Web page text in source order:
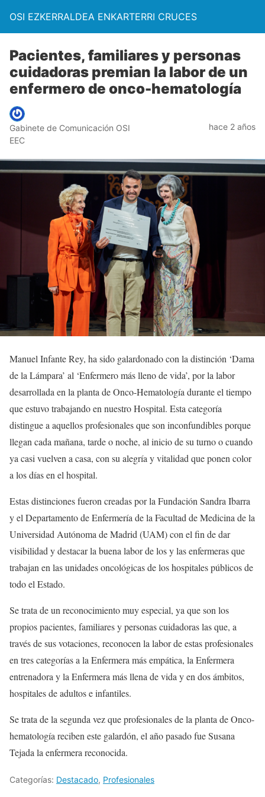
OSI EZKERRALDEA ENKARTERRI CRUCES
Pacientes, familiares y personas
cuidadoras premian la labor de un
enfermero de onco-hematología
Gabinete de Comunicación OSI
EEC
hace 2 años
Manuel Infante Rey, ha sido galardonado con la distinción ‘Dama
de la Lámpara’ al ‘Enfermero más lleno de vida’, por la labor
desarrollada en la planta de Onco-Hematología durante el tiempo
que estuvo trabajando en nuestro Hospital. Esta categoría
distingue a aquellos profesionales que son inconfundibles porque
llegan cada mañana, tarde o noche, al inicio de su turno o cuando
ya casi vuelven a casa, con su alegría y vitalidad que ponen color
a los días en el hospital.
Estas distinciones fueron creadas por la Fundación Sandra Ibarra
y el Departamento de Enfermería de la Facultad de Medicina de la
Universidad Autónoma de Madrid (UAM) con el fin de dar
visibilidad y destacar la buena labor de los y las enfermeras que
trabajan en las unidades oncológicas de los hospitales públicos de
todo el Estado.
Se trata de un reconocimiento muy especial, ya que son los
propios pacientes, familiares y personas cuidadoras las que, a
través de sus votaciones, reconocen la labor de estas profesionales
en tres categorías a la Enfermera más empática, la Enfermera
entrenadora y la Enfermera más llena de vida y en dos ámbitos,
hospitales de adultos e infantiles.
Se trata de la segunda vez que profesionales de la planta de Onco-
hematología reciben este galardón, el año pasado fue Susana
Tejada la enfermera reconocida.
Categorías: Destacado, Profesionales